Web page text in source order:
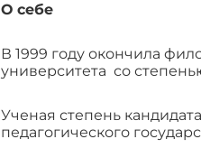
О себе
В 1999 году окончила
университета со
Ученая степень
педагогического